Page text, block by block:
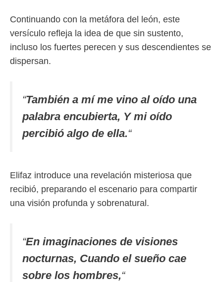
Continuando con la metáfora del león, este
versículo refleja la idea de que sin sustento,
incluso los fuertes perecen y sus descendientes se
dispersan.
“También a mí me vino al oído una
palabra encubierta, Y mi oído
percibió algo de ella.“
Elifaz introduce una revelación misteriosa que
recibió, preparando el escenario para compartir
una visión profunda y sobrenatural.
“En imaginaciones de visiones
nocturnas, Cuando el sueño cae
sobre los hombres,“